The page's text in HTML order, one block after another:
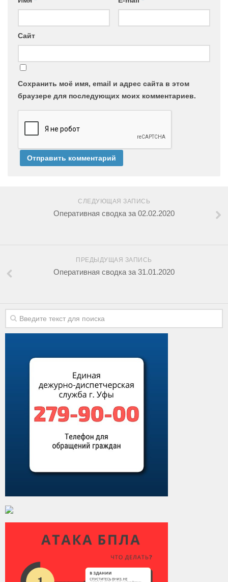
Сайт
Сохранить моё имя, email и адрес сайта в этом
браузере для последующих моих комментариев.
СЛЕДУЮЩАЯ ЗАПИСЬ
Оперативная сводка за 02.02.2020
ПРЕДЫДУЩАЯ ЗАПИСЬ
Оперативная сводка за 31.01.2020